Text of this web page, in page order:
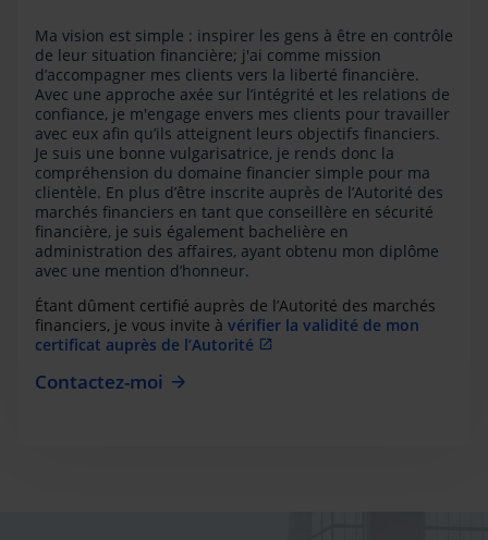
Ma vision est simple : inspirer les gens à être en contrôle
de leur situation financière; j'ai comme mission
d’accompagner mes clients vers la liberté financière.
Avec une approche axée sur l’intégrité et les relations de
confiance, je m'engage envers mes clients pour travailler
avec eux afin qu’ils atteignent leurs objectifs financiers.
Je suis une bonne vulgarisatrice, je rends donc la
compréhension du domaine financier simple pour ma
clientèle. En plus d’être inscrite auprès de l’Autorité des
marchés financiers en tant que conseillère en sécurité
financière, je suis également bachelière en
administration des affaires, ayant obtenu mon diplôme
avec une mention d’honneur.
Étant dûment certifié auprès de l’Autorité des marchés
financiers, je vous invite à vérifier la validité de mon
certificat auprès de l’Autorité
Contactez-moi